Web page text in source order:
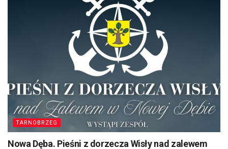
TARNOBRZEG
Nowa Dęba. Pieśni z dorzecza Wisły nad zalewem